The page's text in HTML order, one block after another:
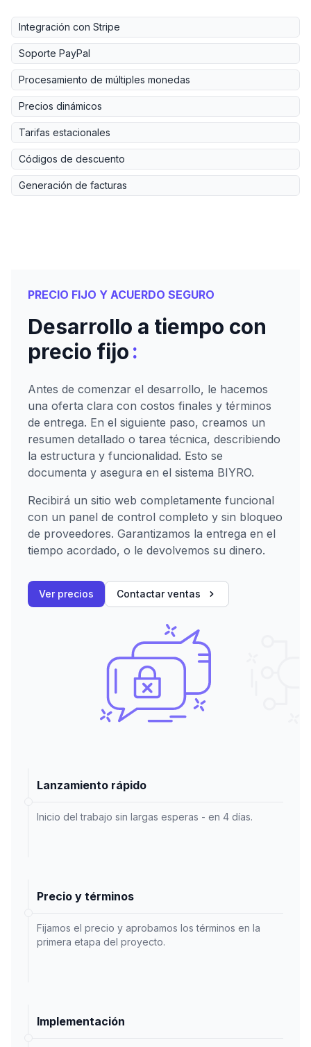
Integración con Stripe
Soporte PayPal
Procesamiento de múltiples monedas
Precios dinámicos
Tarifas estacionales
Códigos de descuento
Generación de facturas
PRECIO FIJO Y ACUERDO SEGURO
Desarrollo a tiempo con
precio fijo:
Antes de comenzar el desarrollo, le hacemos
una oferta clara con costos finales y términos
de entrega. En el siguiente paso, creamos un
resumen detallado o tarea técnica, describiendo
la estructura y funcionalidad. Esto se
documenta y asegura en el sistema BIYRO.
Recibirá un sitio web completamente funcional
con un panel de control completo y sin bloqueo
de proveedores. Garantizamos la entrega en el
tiempo acordado, o le devolvemos su dinero.
Ver precios Contactar ventas
Lanzamiento rápido
Inicio del trabajo sin largas esperas - en 4 días.
Precio y términos
Fijamos el precio y aprobamos los términos en la
primera etapa del proyecto.
Implementación